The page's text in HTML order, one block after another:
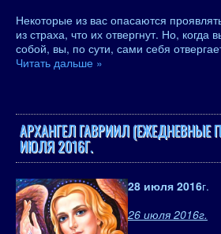
Некоторые из вас опасаются
из страха, что их отвергнут. Но,
собой, вы, по сути, сами себя
Читать дальше »
АРХАНГЕЛ ГАВРИИЛ (ЕЖЕДНЕВНЫЕ
ИЮЛЯ 2016Г.
28 июля 2016г.
26 июля 2016г.